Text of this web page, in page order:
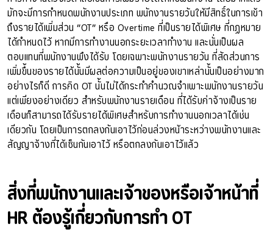
มักจะมีการกำหนดพนักงานประเภท พนักงานรายวันให้มีสิทธิ์ในการเข้า
ถึงรายได้เพิ่มส่วน “OT” หรือ Overtime ที่เป็นรายได้พิเศษ ที่กฏหมาย
ได้กำหนดไว้ หากมีการทำงานนอกระยะเวลาทำงาน และนั่นเป็นผล
ตอบแทนที่พนักงานพึงได้รับ โดยเฉพาะพนักงานรายวัน ที่สัดส่วนการ
เพิ่มขึ้นของรายได้นั้นมีผลต่อความเป็นอยู่ของเขาเหล่านั้นเป็นอย่างมาก
อย่างไรก็ดี การคิด OT นั้นไม่ได้กระทำคำนวณจำเพาะพนักงานรายวัน
แต่เพียงอย่างเดียว สำหรับพนักงานรายเดือน ที่ได้รับค่าจ้างเป็นราย
เดือนก็สามารถได้รับรายได้พิเศษสำหรับการทำงานนอกเวลาได้เช่น
เดียวกัน โดยเป็นการตกลงกันเอาไว้ก่อนล่วงหน้าระหว่างพนักงานและ
สัญญาจ้างที่ได้เซ็นกันเอาไว้ หรือตกลงกันเอาไว้แล้ว
สิ่งที่พนักงานและเจ้าของหรือเจ้าหน้าที่
HR ต้องรู้เกี่ยวกับการทำ OT